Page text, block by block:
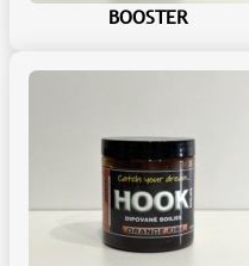
BOOSTER